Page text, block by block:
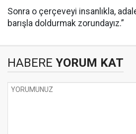
Sonra o çerçeveyi insanlıkla,
barışla doldurmak zorundayız.”
HABERE YORUM KAT